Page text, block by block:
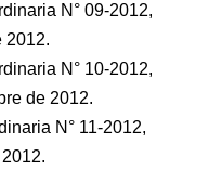
N° 09-2012,
2012.
N° 10-2012,
de 2012.
N° 11-2012,